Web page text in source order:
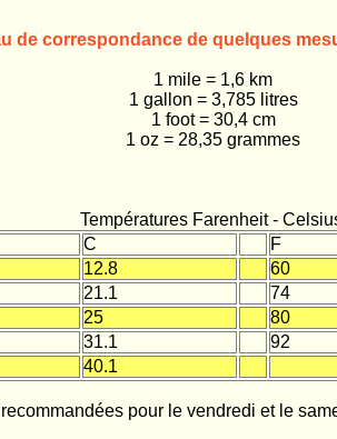
de correspondance de quelques
1 mile = 1,6 km
1 gallon = 3,785 litres
1 foot = 30,4 cm
1 oz = 28,35 grammes
Températures Farenheit -
C F
12.8 60
21.1 74
25 80
31.1 92
40.1
pour le vendredi et le